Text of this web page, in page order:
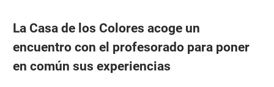
La Casa de los Colores acoge un
encuentro con el profesorado para poner
en común sus experiencias